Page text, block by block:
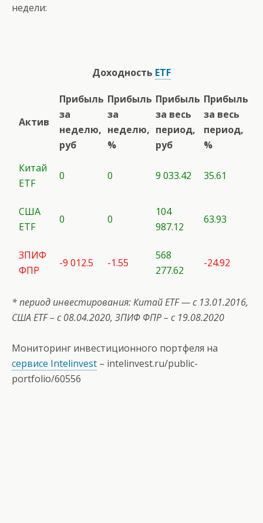
недели:
Доходность ETF
Актив
Прибыль
за
неделю,
руб
Прибыль
за
неделю,
%
Прибыль
за весь
период,
руб
Прибыль
за весь
период,
%
Китай
ETF
0 0 9 033.42 35.61
США
ETF
0 0
104
987.12
63.93
ЗПИФ
ФПР
-9 012.5 -1.55
568
277.62
-24.92
* период инвестирования: Китай ETF — с 13.01.2016,
США ETF– с 08.04.2020, ЗПИФ ФПР – с 19.08.2020
Мониторинг инвестиционного портфеля на
сервисе Intelinvest – intelinvest.ru/public-
portfolio/60556